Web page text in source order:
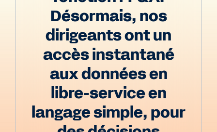
Désormais, nos
dirigeants ont un
accès instantané
aux données en
libre-service en
langage simple, pour